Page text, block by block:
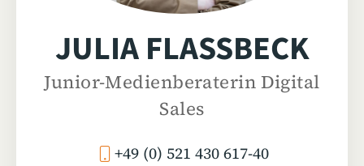
JULIA FLASSBECK
Junior-Medienberaterin Digital
Sales
+49 (0) 521 430 617-40